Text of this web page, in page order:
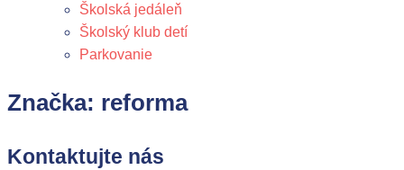
Školská jedáleň
Školský klub detí
Parkovanie
Značka: reforma
Kontaktujte nás